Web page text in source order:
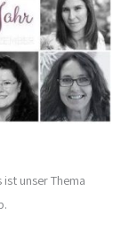
unser Thema